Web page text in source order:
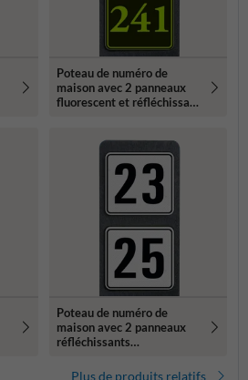
Poteau de numéro de
maison avec 2 panneaux
fluorescent et réfléchissant
Poteau de numéro de
maison avec 2 panneaux
réfléchissants
Plus de produits relatifs